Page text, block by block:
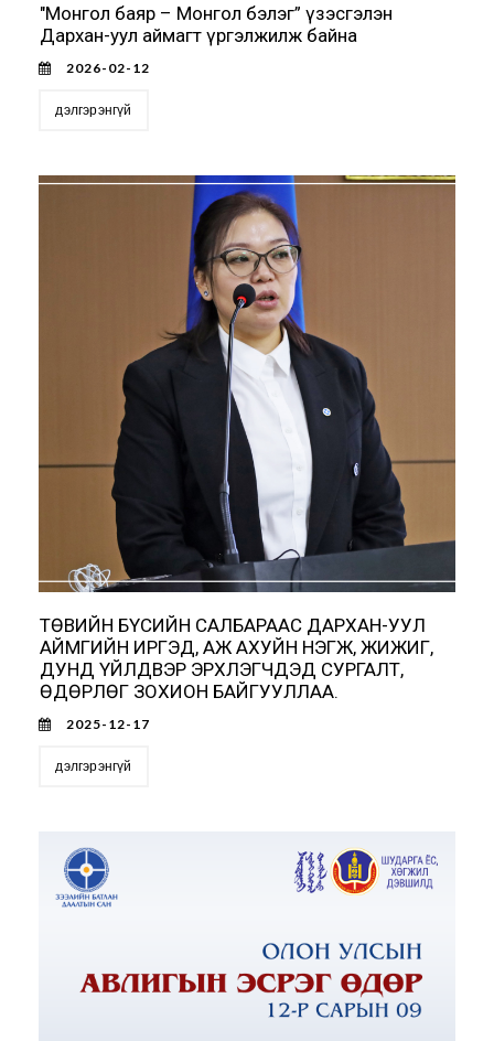
"Монгол баяр – Монгол бэлэг” үзэсгэлэн
Дархан-уул аймагт үргэлжилж байна
2026-02-12
дэлгэрэнгүй
ТӨВИЙН БҮСИЙН САЛБАРААС ДАРХАН-УУЛ
АЙМГИЙН ИРГЭД, АЖ АХУЙН НЭГЖ, ЖИЖИГ,
ДУНД ҮЙЛДВЭР ЭРХЛЭГЧДЭД СУРГАЛТ,
ӨДӨРЛӨГ ЗОХИОН БАЙГУУЛЛАА.
2025-12-17
дэлгэрэнгүй